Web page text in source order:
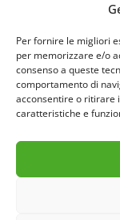
Per fornire le migliori
per memorizzare e/o
consenso a queste
comportamento di
acconsentire o ritirare
caratteristiche e